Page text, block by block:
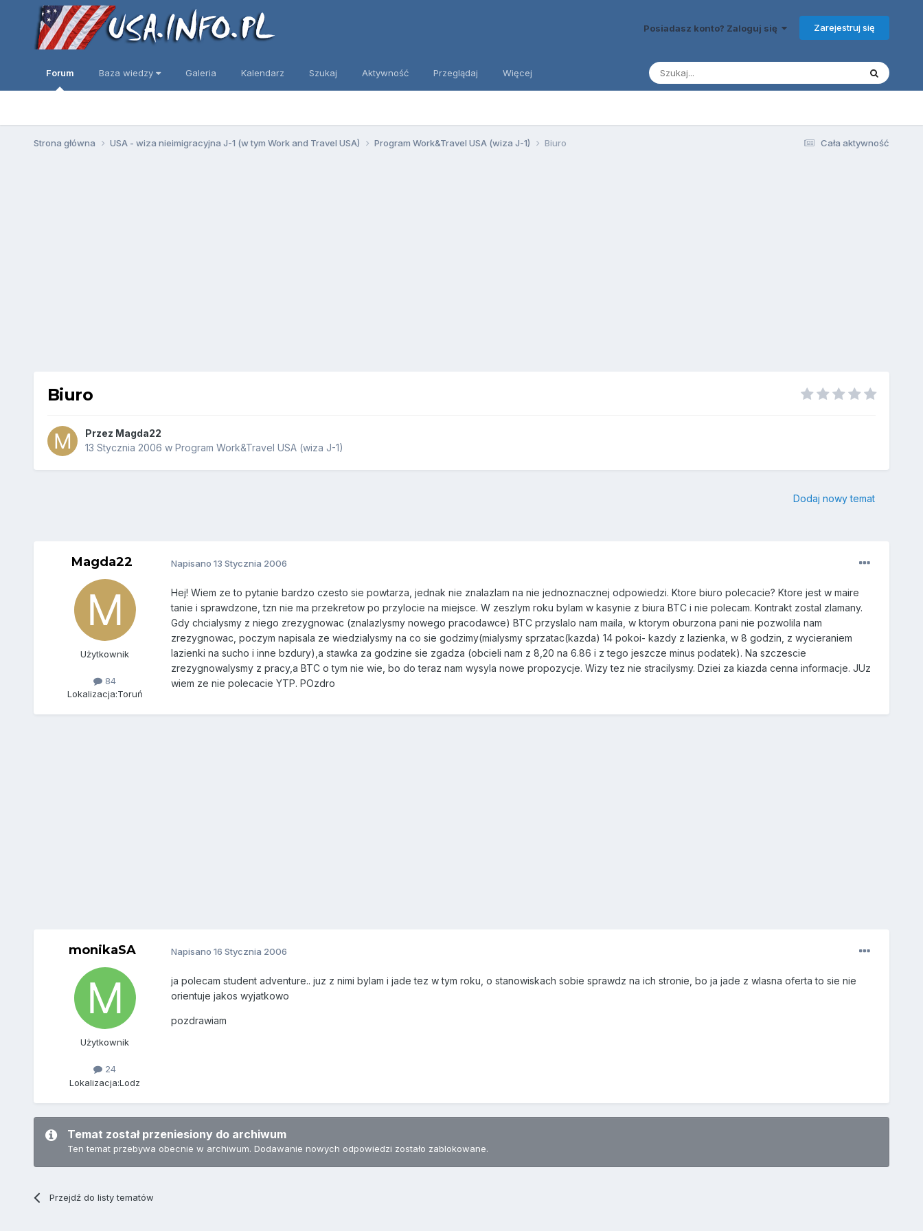
Posiadasz konto? Zaloguj się Zarejestruj się
Forum Baza wiedzy Galeria Kalendarz Szukaj Aktywność Przeglądaj Więcej
Cała aktywność
Strona główna USA - wiza nieimigracyjna J-1 (w tym Work and Travel USA) Program Work&Travel USA (wiza J-1) Biuro
Biuro
Przez Magda22
13 Stycznia 2006 w Program Work&Travel USA (wiza J-1)
Dodaj nowy temat
Magda22
Użytkownik
84
Lokalizacja:Toruń
Napisano 13 Stycznia 2006
Hej! Wiem ze to pytanie bardzo czesto sie powtarza, jednak nie znalazlam na nie jednoznacznej odpowiedzi. Ktore biuro polecacie? Ktore jest w maire
tanie i sprawdzone, tzn nie ma przekretow po przylocie na miejsce. W zeszlym roku bylam w kasynie z biura BTC i nie polecam. Kontrakt zostal zlamany.
Gdy chcialysmy z niego zrezygnowac (znalazlysmy nowego pracodawce) BTC przyslalo nam maila, w ktorym oburzona pani nie pozwolila nam
zrezygnowac, poczym napisala ze wiedzialysmy na co sie godzimy(mialysmy sprzatac(kazda) 14 pokoi- kazdy z lazienka, w 8 godzin, z wycieraniem
lazienki na sucho i inne bzdury),a stawka za godzine sie zgadza (obcieli nam z 8,20 na 6.86 i z tego jeszcze minus podatek). Na szczescie
zrezygnowalysmy z pracy,a BTC o tym nie wie, bo do teraz nam wysyla nowe propozycje. Wizy tez nie stracilysmy. Dziei za kiazda cenna informacje. JUz
wiem ze nie polecacie YTP. POzdro
monikaSA
Użytkownik
24
Lokalizacja:Lodz
Napisano 16 Stycznia 2006
ja polecam student adventure.. juz z nimi bylam i jade tez w tym roku, o stanowiskach sobie sprawdz na ich stronie, bo ja jade z wlasna oferta to sie nie
orientuje jakos wyjatkowo
pozdrawiam
Temat został przeniesiony do archiwum
Ten temat przebywa obecnie w archiwum. Dodawanie nowych odpowiedzi zostało zablokowane.
Przejdź do listy tematów